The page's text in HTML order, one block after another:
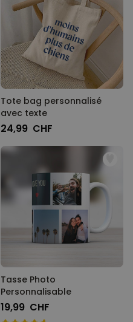
Tote bag personnalisé
avec texte
24,99 CHF
Tasse Photo
Personnalisable
19,99 CHF